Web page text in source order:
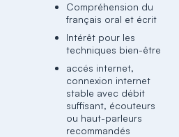
Compréhension du
français oral et écrit
Intérêt pour les
techniques bien-être
accés internet,
connexion internet
stable avec débit
suffisant, écouteurs
ou haut-parleurs
recommandés